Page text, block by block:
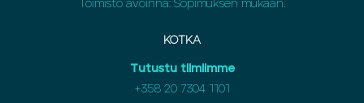
Toimisto avoinna: Sopimuksen mukaan.
KOTKA
Tutustu tiimiimme
+358 20 7304 1101